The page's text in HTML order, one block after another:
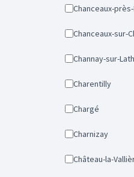
Chanceaux-
Chanceaux-sur-
Channay-sur-
Charentilly
Chargé
Charnizay
Château-la-